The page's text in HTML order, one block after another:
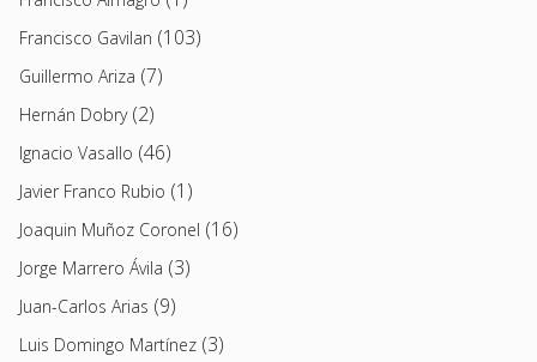
Francisco Gavilan (103)
Guillermo Ariza (7)
Hernán Dobry(2)
Ignacio Vasallo (46)
Javier Franco Rubio (1)
Joaquin Muñoz Coronel (16)
Jorge Marrero Ávila (3)
Juan-Carlos Arias (9)
Luis Domingo Martínez (3)